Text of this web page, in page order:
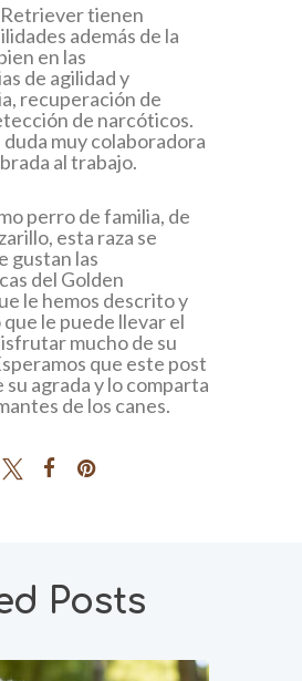
tienen
además de la
en las
de agilidad y
recuperación de
de narcóticos.
duda muy colaboradora
al trabajo.
perro de familia, de
esta raza se
gustan las
del Golden
le hemos descrito y
le puede llevar el
mucho de su
que este post
su agrada y lo comparta
de los canes.
Posts